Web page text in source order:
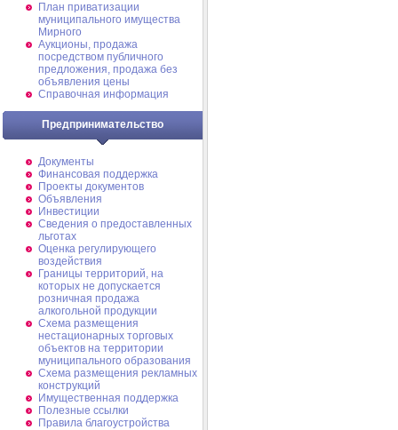
План приватизации
муниципального имущества
Мирного
Аукционы, продажа
посредством публичного
предложения, продажа без
объявления цены
Справочная информация
Предпринимательство
Документы
Финансовая поддержка
Проекты документов
Объявления
Инвестиции
Сведения о предоставленных
льготах
Оценка регулирующего
воздействия
Границы территорий, на
которых не допускается
розничная продажа
алкогольной продукции
Схема размещения
нестационарных торговых
объектов на территории
муниципального образования
Схема размещения рекламных
конструкций
Имущественная поддержка
Полезные ссылки
Правила благоустройства